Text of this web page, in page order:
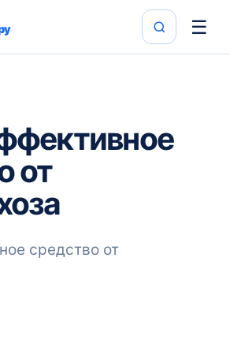
☰
от
средство от